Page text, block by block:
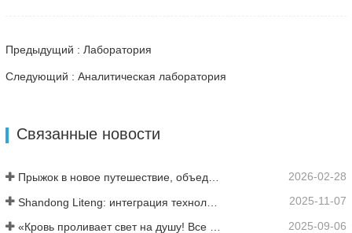
Предыдущий : Лаборатория
Следующий : Аналитическая лаборатория
Связанные новости
Прыжок в новое путешествие, объединившись ради взаимовыгодного результата 2026-02-28
2025-11-07
2025-09-06